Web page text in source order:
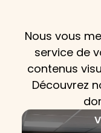
Nous vous
service de
contenus
Découvrez